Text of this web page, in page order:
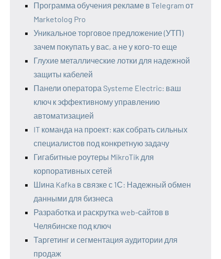
Программа обучения рекламе в Telegram от
Marketolog Pro
Уникальное торговое предложение (УТП)
зачем покупать у вас, а не у кого-то еще
Глухие металлические лотки для надежной
защиты кабелей
Панели оператора Systeme Electric: ваш
ключ к эффективному управлению
автоматизацией
IT команда на проект: как собрать сильных
специалистов под конкретную задачу
Гигабитные роутеры MikroTik для
корпоративных сетей
Шина Kafka в связке с 1С: Надежный обмен
данными для бизнеса
Разработка и раскрутка web-сайтов в
Челябинске под ключ
Таргетинг и сегментация аудитории для
продаж